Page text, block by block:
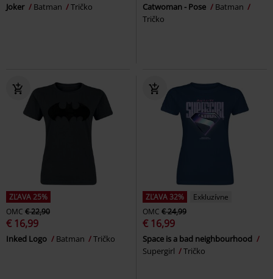
Joker Batman Tričko Catwoman - Pose
Batman
Tričko
ZĽAVA 25%
OMC € 22,90
€ 16,99
Inked Logo Batman Tričko
ZĽAVA 32%
Exkluzívne
OMC € 24,99
€ 16,99
Space is a bad neighbourhood
Supergirl
Tričko